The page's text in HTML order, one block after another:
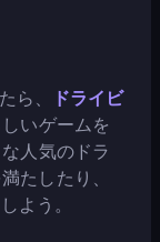
ら、
ドライビ
いゲームを
人気のドラ
たしたり、
よう。